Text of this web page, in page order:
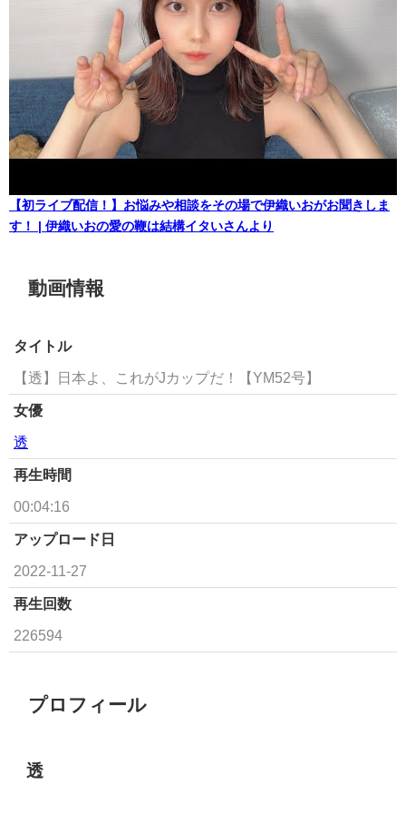
【初ライブ配信！】お悩みや相談をその場で伊織いおがお聞きしま
す！ | 伊織いおの愛の鞭は結構イタいさんより
動画情報
タイトル
【透】日本よ、これがJカップだ！【YM52号】
女優
透
再生時間
00:04:16
アップロード日
2022-11-27
再生回数
226594
プロフィール
透